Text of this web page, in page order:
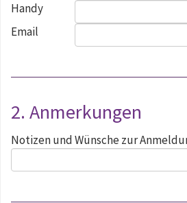
Handy
Email
2. Anmerkungen
Notizen und Wünsche zur